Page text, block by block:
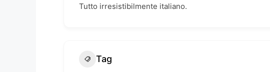
Tutto irresistibilmente italiano.
Tag